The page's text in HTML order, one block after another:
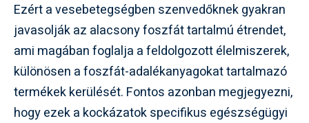
Ezért a vesebetegségben szenvedőknek gyakran
javasolják az alacsony foszfát tartalmú étrendet,
ami magában foglalja a feldolgozott élelmiszerek,
különösen a foszfát-adalékanyagokat tartalmazó
termékek kerülését. Fontos azonban megjegyezni,
hogy ezek a kockázatok specifikus egészségügyi